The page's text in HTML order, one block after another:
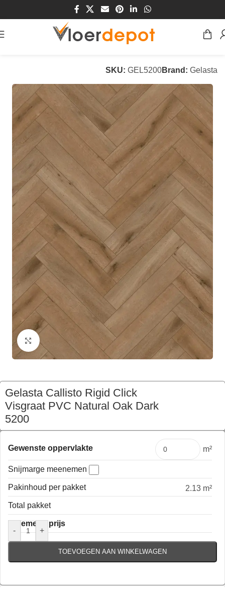
/Vloeren/PVC Vloeren
SKU: GEL5200Brand: Gelasta
Klik om te vergroten
Gelasta Callisto Rigid Click
Visgraat PVC Natural Oak Dark
5200
€108,78 Pakket
Gewenste oppervlakte m²
Snijmarge meenemen
Pakinhoud per pakket
2.13 m²
Total pakket
Algemene prijs
-
+
TOEVOEGEN AAN WINKELWAGEN